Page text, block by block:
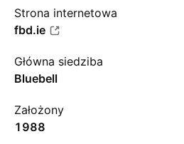
Strona internetowa
fbd.ie
Główna siedziba
Bluebell
Założony
1988